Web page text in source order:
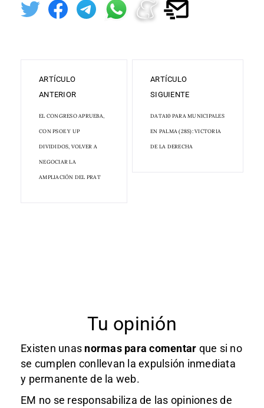
ARTÍCULO
ANTERIOR
EL CONGRESO APRUEBA,
CON PSOE Y UP
DIVIDIDOS, VOLVER A
NEGOCIAR LA
AMPLIACIÓN DEL PRAT
ARTÍCULO
SIGUIENTE
DATA10 PARA MUNICIPALES
EN PALMA (28S): VICTORIA
DE LA DERECHA
Tu opinión
Existen unas normas para comentar que si no
se cumplen conllevan la expulsión inmediata
y permanente de la web.
EM no se responsabiliza de las opiniones de